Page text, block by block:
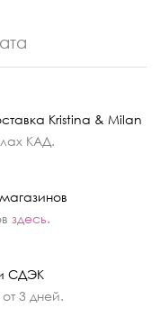
Kristina & Milan
КАД.
здесь.
СДЭК
3 дней.